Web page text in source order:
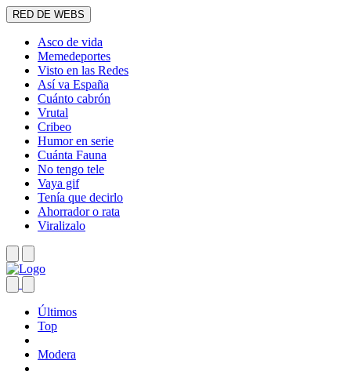
RED DE WEBS
Asco de vida
Memedeportes
Visto en las Redes
Así va España
Cuánto cabrón
Vrutal
Cribeo
Humor en serie
Cuánta Fauna
No tengo tele
Vaya gif
Tenía que decirlo
Ahorrador o rata
Viralizalo
Últimos
Top
Modera